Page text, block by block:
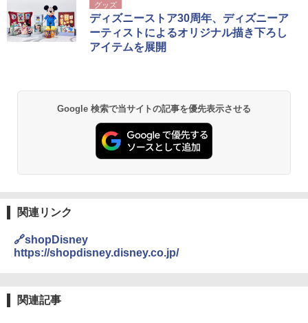
-08EX カーキ ソロキャンプ ポリエステル フ
レーム テント
￥14,800
GRANDOOR ステンレス保冷剤 2個セット 2
コンパクト 保冷力長持ち
￥2,980
DEWEL パラソル 大型 ビーチ アウトドアパ
グッズ
ディズニーストア30周年、ディズニーア
ーティストによるオリジナル描き下ろし
アイテムを展開
Google 検索で当サイトの記事を優先表示させる
関連リンク
🔗shopDisney
https://shopdisney.disney.co.jp/
関連記事